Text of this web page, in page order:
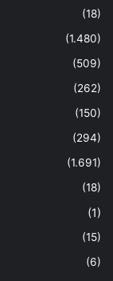
(18)
(1.480)
(509)
(262)
(150)
(294)
(1.691)
(18)
(1)
(15)
(6)